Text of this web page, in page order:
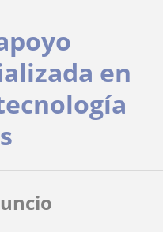
en